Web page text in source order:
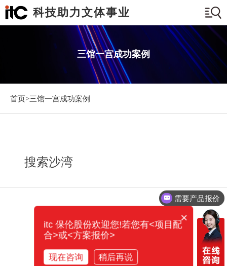
科技助力文体事业
三馆一宫成功案例
首页>三馆一宫成功案例
搜索沙湾
需要产品报价
×
itc 保伦股份欢迎您!若您有<项目配
合>或<方案报价>
现在咨询 稍后再说